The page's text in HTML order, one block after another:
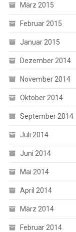
März 2015
Februar 2015
Januar 2015
Dezember 2014
November 2014
Oktober 2014
September 2014
Juli 2014
Juni 2014
Mai 2014
April 2014
März 2014
Februar 2014